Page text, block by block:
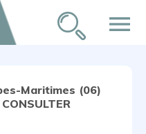
menu
Maritimes (06)